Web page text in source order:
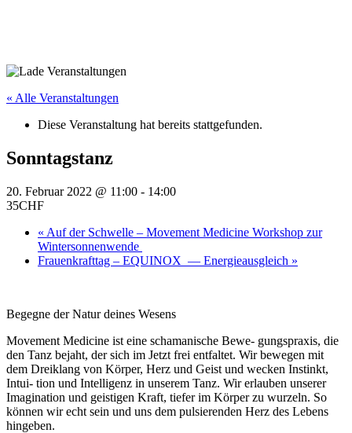
« Alle Veranstaltungen
Diese Veranstaltung hat bereits stattgefunden.
Sonntagstanz
20. Februar 2022 @ 11:00 - 14:00
35CHF
« Auf der Schwelle – Movement Medicine Workshop zur
Wintersonnenwende
Frauenkrafttag – EQUINOX — Energieausgleich »
Begegne der Natur deines Wesens
Movement Medicine ist eine schamanische Bewe- gungspraxis, die
den Tanz bejaht, der sich im Jetzt frei entfaltet. Wir bewegen mit
dem Dreiklang von Körper, Herz und Geist und wecken Instinkt,
Intui- tion und Intelligenz in unserem Tanz. Wir erlauben unserer
Imagination und geistigen Kraft, tiefer im Körper zu wurzeln. So
können wir echt sein und uns dem pulsierenden Herz des Lebens
hingeben.